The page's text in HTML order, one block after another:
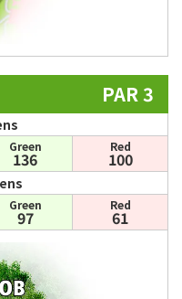
PAR 3
Green
136
Red
100
Green
97
Red
61